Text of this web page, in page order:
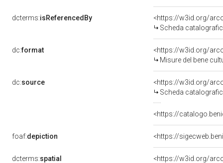
dcterms:isReferencedBy
<https://w3id.org/
Scheda
dc:format
<https://w3id.org/
Misure del bene
dc:source
<https://w3id.org/
Scheda
<https://
foaf:depiction <https://
dcterms:spatial
<https://w3id.org/